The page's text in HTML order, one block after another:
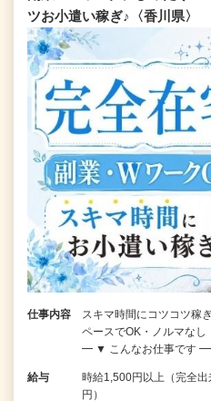
ツお小遣い稼ぎ♪〈香川県〉
仕事内容
スキマ時間にコツコツ稼
ペースでOK・ノル
━ ▼ こんなお仕事で
給与
時給1,500円以上（完全
円）